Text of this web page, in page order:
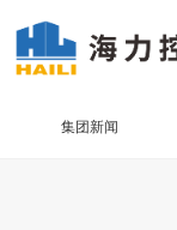
集团新闻